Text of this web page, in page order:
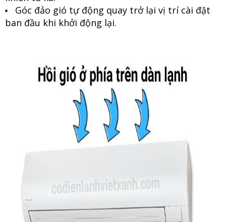
Góc đảo gió tự động quay trở lại vị trí cài đặt
ban đầu khi khởi động lại.